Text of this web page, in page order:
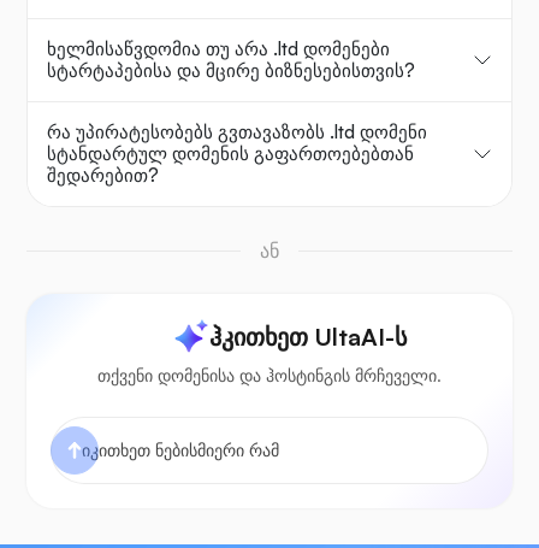
ხელმისაწვდომია თუ არა .ltd დომენები
სტარტაპებისა და მცირე ბიზნესებისთვის?
რა უპირატესობებს გვთავაზობს .ltd დომენი
სტანდარტულ დომენის გაფართოებებთან
შედარებით?
ან
ჰკითხეთ UltaAI-ს
თქვენი დომენისა და ჰოსტინგის მრჩეველი.